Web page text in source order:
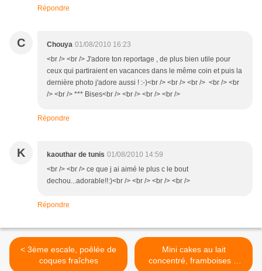
Répondre
C Chouya 01/08/2010 16:23
<br /> <br /> J'adore ton reportage , de plus bien utile pour
ceux qui partiraient en vacances dans le même coin et puis la
dernière photo j'adore aussi ! :-)<br /> <br /> <br /> <br /> <br
/> <br /> *** Bises<br /> <br /> <br /> <br />
Répondre
K kaouthar de tunis 01/08/2010 14:59
<br /> <br /> ce que j ai aimé le plus c le bout
dechou...adorable!!:)<br /> <br /> <br /> <br />
Répondre
< 3ème escale, poêlée de
coques fraîches
Mini cakes au lait
concentré, framboises &